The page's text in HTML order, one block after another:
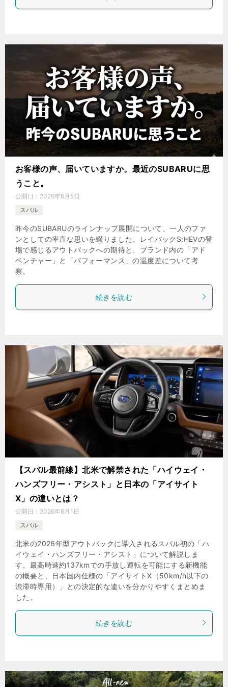
お客様の声、届いていますか。最近のSUBARUに思
うこと。
公開日： 2026年6月5日
スバル
昨今のSUBARUのラインナップ展開について、一人のファ
ンとしての率直な思いを綴りました。レイバックS:HEVの登
場で感じるアウトバックへの期待と、ブランド内の「アド
ベンチャー」と「パフォーマンス」の温度差について考
察。
続きを読む
【スバル最前線】北米で解禁された「ハイウェイ・
ハンズフリー・アシスト」と日本の「アイサイト
X」の違いとは？
公開日： 2026年6月1日
スバル
北米の2026年型アウトバックに導入されるスバル初の「ハ
イウェイ・ハンズフリー・アシスト」について解説しま
す。最高時速約137kmでの手放し運転を可能にする新機能
の概要と、日本国内仕様の「アイサイトX（50km/h以下の
渋滞時専用）」との決定的な違いを分かりやすくまとめま
した。
続きを読む